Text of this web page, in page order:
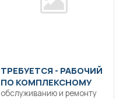
ТРЕБУЕТСЯ - РАБОЧИЙ
ПО КОМПЛЕКСНОМУ
обслуживанию и ремонту